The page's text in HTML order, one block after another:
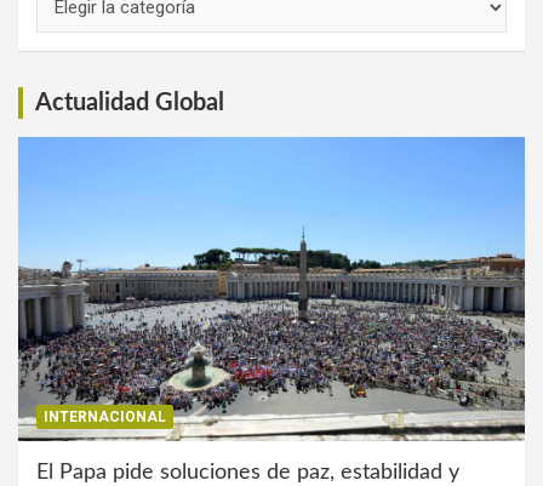
Actualidad Global
INTERNACIONAL
El Papa pide soluciones de paz, estabilidad y